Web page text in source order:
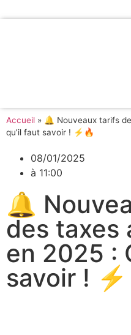
Accueil » 🔔 Nouveaux tarifs
qu’il faut savoir ! ⚡🔥
08/01/2025
à 11:00
🔔
des taxes
en 2025 :
savoir !